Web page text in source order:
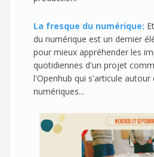
La fresque du numérique:
du numérique est un dernier
pour mieux appréhender les
quotidiennes d'un projet
l'Openhub qui s'articule autour
numériques...